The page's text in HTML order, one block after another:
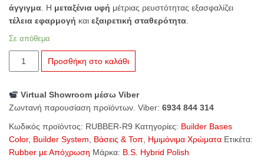
άγγιγμα . Η μεταξένια υφή μέτριας ρευστότητας εξασφαλίζει
τέλεια εφαρμογή και εξαιρετική σταθερότητα
Σε απόθεμα
B.S.
Hybrid
Builder
Coat
Angel’s
Προσθήκη στο καλάθι
Virtual Showroom μέσω Viber
Ζωντανή παρουσίαση προϊόντων. Viber: 6934 844 314
Κωδικός προϊόντος: RUBBER-R9 Κατηγορίες: Builder Bases
Color, Builder System Βάσεις & Τοπ Ημιμόνιμα Χρώματα Ετικέτα:
Rubber με Απόχρωση Μάρκα: B.S. Hybrid Polish